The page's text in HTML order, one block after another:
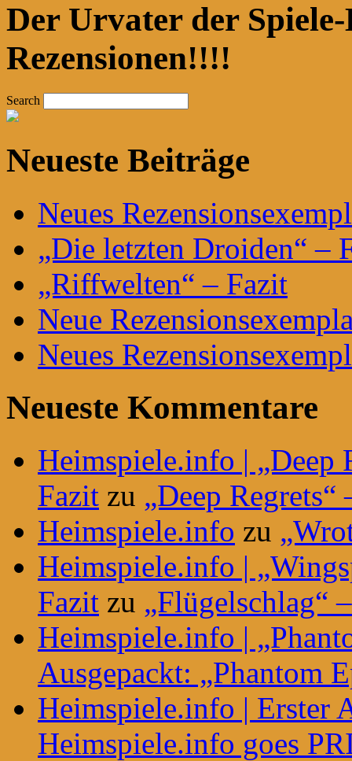
Der Urvater der
Rezensionen!!!!
Search
Neueste Beiträge
Neues
„Die letzten Droiden“ –
„Riffwelten“ – Fazit
Neue
Neues
Neueste Kommentare
Heimspiele.info | „Deep
Fazit zu „Deep Regrets“
Heimspiele.info zu
Heimspiele.info |
Fazit zu „Flügelschlag“
Heimspiele.info |
Ausgepackt: „Phantom
Heimspiele.info | Erster
Heimspiele.info goes